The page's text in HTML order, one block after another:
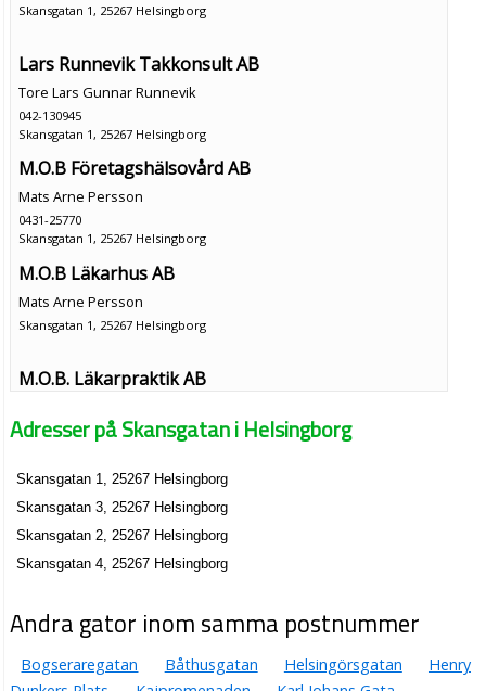
Skansgatan 1, 25267 Helsingborg
Lars Runnevik Takkonsult AB
Tore Lars Gunnar Runnevik
042-130945
Skansgatan 1, 25267 Helsingborg
M.O.B Företagshälsovård AB
Mats Arne Persson
0431-25770
Skansgatan 1, 25267 Helsingborg
M.O.B Läkarhus AB
Mats Arne Persson
Skansgatan 1, 25267 Helsingborg
M.O.B. Läkarpraktik AB
0431-25770
Boltic Bygg AB
Mac Robert Strömberg
042-158054
Shirley Angely Bertsdotter Olsson
042-213933
Skansgatan 1 Lgh 1103, 25267 Helsingborg
Adresser på Skansgatan i Helsingborg
Skansgatan 1, 25267 Helsingborg
Skansgatan 3, 25267 Helsingborg
Skansgatan 2, 25267 Helsingborg
Skansgatan 4, 25267 Helsingborg
Andra gator inom samma postnummer
Bogseraregatan Båthusgatan Helsingörsgatan
Henry